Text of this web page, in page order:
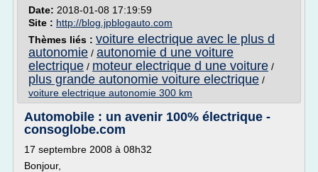
Date: 2018-01-08 17:19:59
Site : http://blog.jpblogauto.com
Thèmes liés : voiture electrique avec le plus d
autonomie / autonomie d une voiture
electrique / moteur electrique d une voiture /
plus grande autonomie voiture electrique /
voiture electrique autonomie 300 km
Automobile : un avenir 100% électrique -
consoglobe.com
17 septembre 2008 à 08h32
Bonjour,